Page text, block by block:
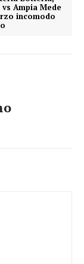
vs Ampia Mede
incomodo